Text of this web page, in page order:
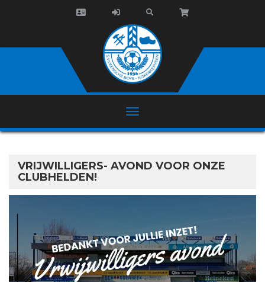
VRIJWILLIGERS- AVOND VOOR ONZE
CLUBHELDEN!